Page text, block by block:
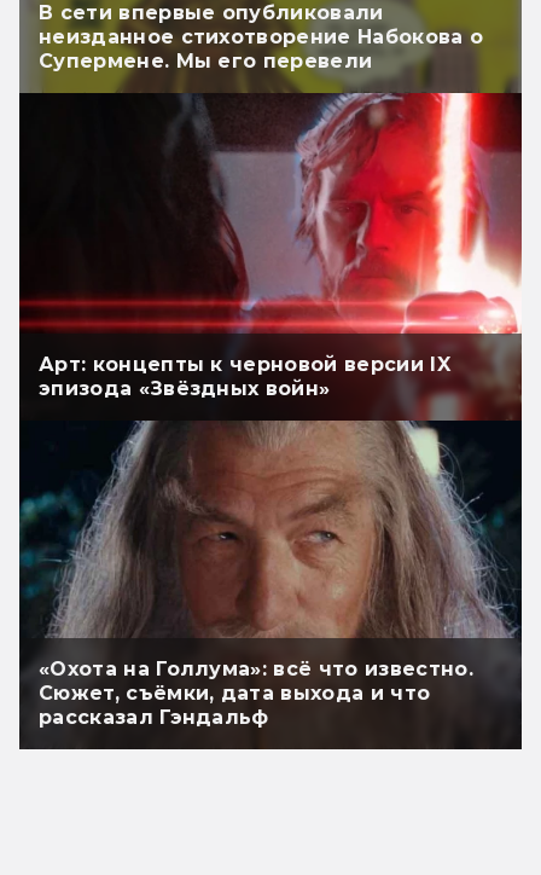
В сети впервые опубликовали
неизданное стихотворение Набокова о
Супермене. Мы его перевели
Арт: концепты к черновой версии IX
эпизода «Звёздных войн»
«Охота на Голлума»: всё что известно.
Сюжет, съёмки, дата выхода и что
рассказал Гэндальф